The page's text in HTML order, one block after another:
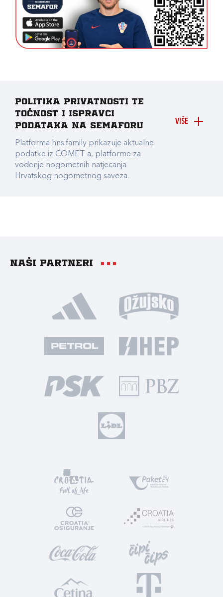
VIŠE
Politika privatnosti te
točnost i ispravci
podataka na Semaforu
Platforma hns.family prikazuje aktualne
podatke iz COMET-a, platforme za
vođenje nogometnih natjecanja
Hrvatskog nogometnog saveza.
Naši partneri